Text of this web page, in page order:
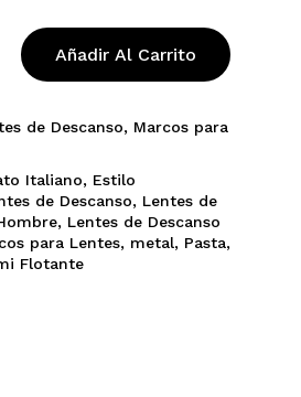
Añadir Al Carrito
de Descanso, Marcos para
Italiano, Estilo
de Descanso, Lentes de
, Lentes de Descanso
para Lentes, metal, Pasta,
Flotante